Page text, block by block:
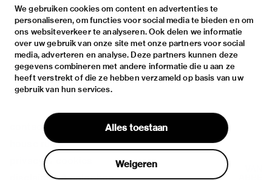
We gebruiken cookies om content en advertenties te
personaliseren, om functies voor social media te bieden en om
ons websiteverkeer te analyseren. Ook delen we informatie
over uw gebruik van onze site met onze partners voor social
media, adverteren en analyse. Deze partners kunnen deze
gegevens combineren met andere informatie die u aan ze
heeft verstrekt of die ze hebben verzameld op basis van uw
gebruik van hun services.
Alles toestaan
Weigeren
activities
practical information
about
the museum
the collection
foundations & partners
contact
house rules
privacy & cookies